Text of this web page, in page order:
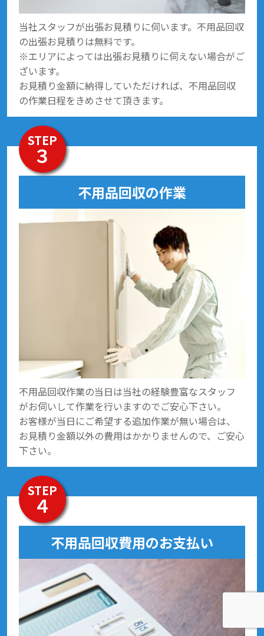
当社スタッフが出張お見積りに伺います。不用品回収
の出張お見積りは無料です。
※エリアによっては出張お見積りに伺えない場合がご
ざいます。
お見積り金額に納得していただければ、不用品回収
の作業日程をきめさせて頂きます。
STEP
３
不用品回収の作業
不用品回収作業の当日は当社の経験豊富なスタッフ
がお伺いして作業を行いますのでご安心下さい。
お客様が当日にご希望する追加作業が無い場合は、
お見積り金額以外の費用はかかりませんので、ご安心
下さい。
STEP
４
不用品回収費用のお支払い